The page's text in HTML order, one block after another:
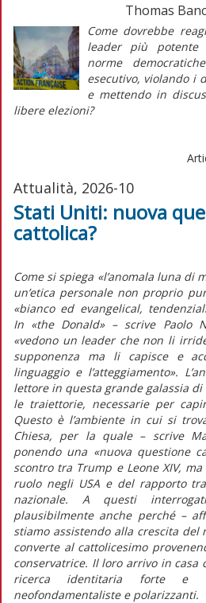
Thomas
Come dovrebbe
leader più potente
norme
esecutivo, violando i
e mettendo in
libere elezioni?
Attualità, 2026-10
Stati Uniti: nuova
cattolica?
Come si spiega «l’anomala luna di
un’etica personale non proprio
«bianco ed evangelical,
In «the Donald»– scrive Paolo
«vedono un leader che non li
supponenza ma li capisce e
linguaggio e l’atteggiamento».
lettore in questa grande galassia
le traiettorie, necessarie per
Questo è l’ambiente in cui si
Chiesa, per la quale – scrive
ponendo una «nuova questione
scontro tra Trump e Leone XIV,
ruolo negli USA e del rapporto
nazionale. A questi
plausibilmente anche perché –
stiamo assistendo alla crescita
converte al cattolicesimo
conservatrice. Il loro arrivo in casa
ricerca identitaria forte
neofondamentaliste e polarizzanti.